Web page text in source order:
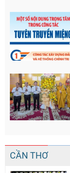
CẦN THƠ